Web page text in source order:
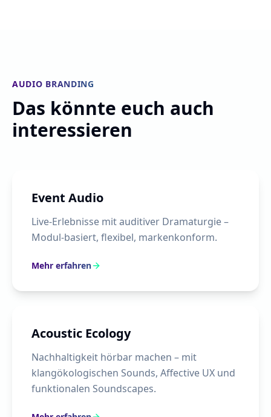
AUDIO BRANDING
Das könnte euch auch
interessieren
Event Audio
Live-Erlebnisse mit auditiver Dramaturgie –
Modul-basiert, flexibel, markenkonform.
Mehr erfahren
Acoustic Ecology
Nachhaltigkeit hörbar machen – mit
klangökologischen Sounds, Affective UX und
funktionalen Soundscapes.